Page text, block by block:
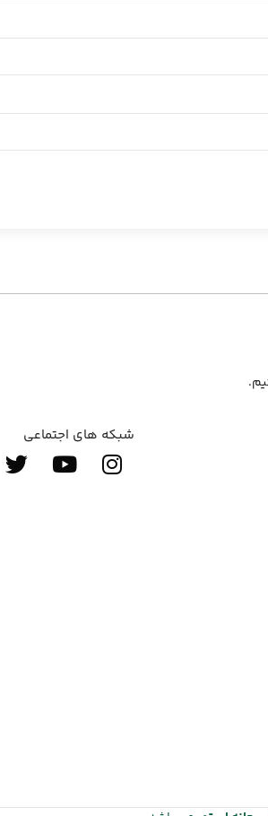
شبکه های اجتماعی